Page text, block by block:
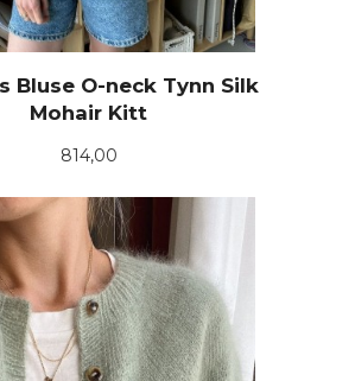
Bluse O-neck Tynn Silk
Mohair Kitt
Pris
814,00